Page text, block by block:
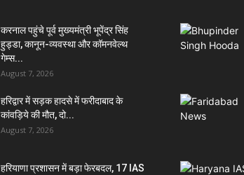
करनाल पहुंचे पूर्व मुख्यमंत्री भूपेंद्र सिंह
हुड्डा, कानून-व्यवस्था और कॉमनवेल्थ
गेम्स...
August 7, 2026
हरिद्वार में सड़क हादसे में फरीदाबाद के
कांवड़िये की मौत, दो...
August 7, 2026
हरियाणा प्रशासन में बड़ा फेरबदल, 17 IAS